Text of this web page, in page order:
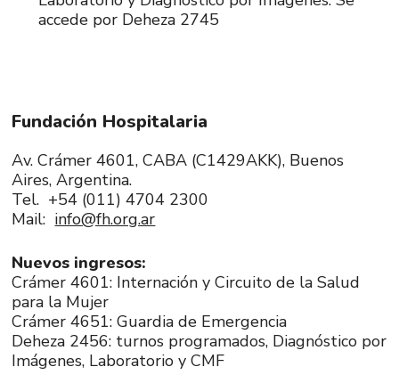
accede por Deheza 2745
Fundación Hospitalaria
Av. Crámer 4601, CABA (C1429AKK), Buenos
Aires, Argentina.
Tel. +54 (011) 4704 2300
Mail: info@fh.org.ar
Nuevos ingresos:
Crámer 4601: Internación y Circuito de la Salud
para la Mujer
Crámer 4651: Guardia de Emergencia
Deheza 2456: turnos programados, Diagnóstico por
Imágenes, Laboratorio y CMF